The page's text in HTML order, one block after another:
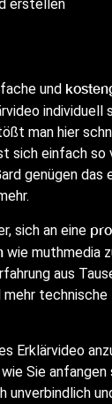
erstellen
und
individuell
man hier
sich einfach so
genügen das
sich an eine
wie muthmedia
aus
mehr
Erklärvideo
Sie anfangen
unverbindlich